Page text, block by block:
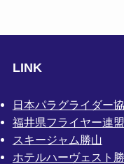
LINK
日本パラグライダー
福井県フライヤー連盟
スキージャム勝山
ホテルハーヴェスト